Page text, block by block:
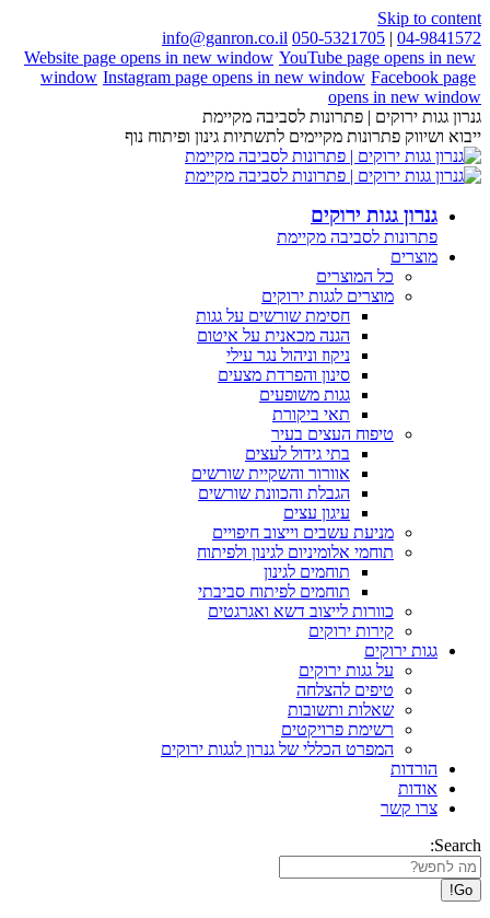
Skip to content
04-9841572
|
050-5321705
info@ganron.co.il
Website page opens in new window YouTube page opens in new
window Instagram page opens in new window Facebook page
opens in new window
גנרון גגות ירוקים | פתרונות לסביבה מקיימת
ייבוא ושיווק פתרונות מקיימים לתשתיות גינון ופיתוח נוף
גנרון גגות ירוקים
פתרונות לסביבה מקיימת
מוצרים
כל המוצרים
מוצרים לגגות ירוקים
חסימת שורשים על גגות
הגנה מכאנית על איטום
ניקוז וניהול נגר עילי
סינון והפרדת מצעים
גגות משופעים
תאי ביקורת
טיפוח העצים בעיר
בתי גידול לעצים
אוורור והשקיית שורשים
הגבלת והכוונת שורשים
עיגון עצים
מניעת עשבים וייצוב חיפויים
תוחמי אלומיניום לגינון ולפיתוח
תוחמים לגינון
תוחמים לפיתוח סביבתי
כוורות לייצוב דשא ואגרגטים
קירות ירוקים
גגות ירוקים
על גגות ירוקים
טיפים להצלחה
שאלות ותשובות
רשימת פרויקטים
המפרט הכללי של גנרון לגגות ירוקים
הורדות
אודות
צרו קשר
Search: